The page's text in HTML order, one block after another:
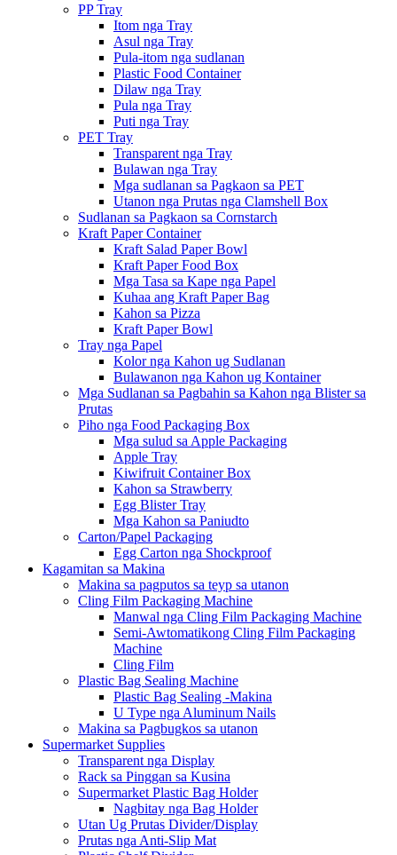
PP Tray
Itom nga Tray
Asul nga Tray
Pula-itom nga sudlanan
Plastic Food Container
Dilaw nga Tray
Pula nga Tray
Puti nga Tray
PET Tray
Transparent nga Tray
Bulawan nga Tray
Mga sudlanan sa Pagkaon sa PET
Utanon nga Prutas nga Clamshell Box
Sudlanan sa Pagkaon sa Cornstarch
Kraft Paper Container
Kraft Salad Paper Bowl
Kraft Paper Food Box
Mga Tasa sa Kape nga Papel
Kuhaa ang Kraft Paper Bag
Kahon sa Pizza
Kraft Paper Bowl
Tray nga Papel
Kolor nga Kahon ug Sudlanan
Bulawanon nga Kahon ug Kontainer
Mga Sudlanan sa Pagbahin sa Kahon nga Blister sa
Prutas
Piho nga Food Packaging Box
Mga sulud sa Apple Packaging
Apple Tray
Kiwifruit Container Box
Kahon sa Strawberry
Egg Blister Tray
Mga Kahon sa Paniudto
Carton/Papel Packaging
Egg Carton nga Shockproof
Kagamitan sa Makina
Makina sa pagputos sa teyp sa utanon
Cling Film Packaging Machine
Manwal nga Cling Film Packaging Machine
Semi-Awtomatikong Cling Film Packaging
Machine
Cling Film
Plastic Bag Sealing Machine
Plastic Bag Sealing -Makina
U Type nga Aluminum Nails
Makina sa Pagbugkos sa utanon
Supermarket Supplies
Transparent nga Display
Rack sa Pinggan sa Kusina
Supermarket Plastic Bag Holder
Nagbitay nga Bag Holder
Utan Ug Prutas Divider/Display
Prutas nga Anti-Slip Mat